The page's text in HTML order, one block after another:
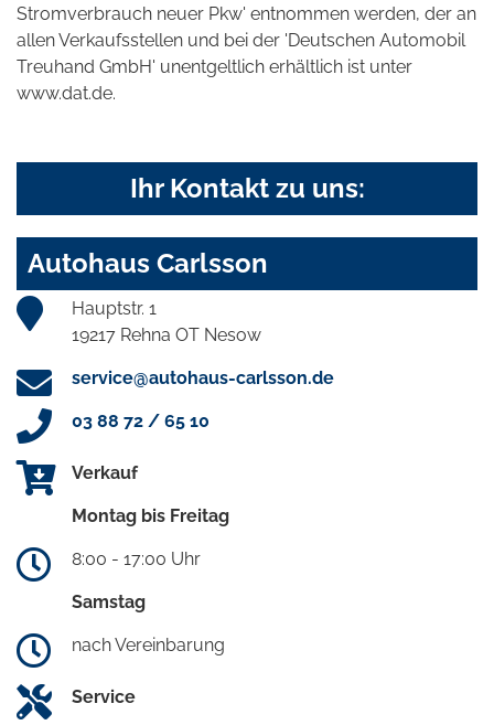
Stromverbrauch neuer Pkw' entnommen werden, der an
allen Verkaufsstellen und bei der 'Deutschen Automobil
Treuhand GmbH' unentgeltlich erhältlich ist unter
www.dat.de.
Ihr Kontakt zu uns:
Autohaus Carlsson
Hauptstr. 1
19217 Rehna OT Nesow
service@autohaus-carlsson.de
03 88 72 / 65 10
Verkauf
Montag bis Freitag
8:00 - 17:00 Uhr
Samstag
nach Vereinbarung
Service